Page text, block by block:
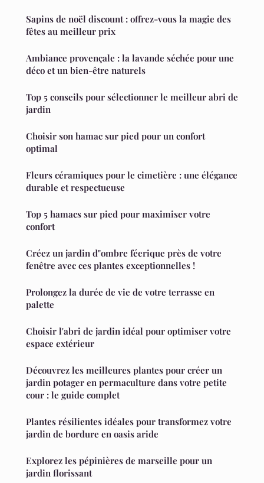
Sapins de noël discount : offrez-vous la magie des
fêtes au meilleur prix
Ambiance provençale : la lavande séchée pour une
déco et un bien-être naturels
Top 5 conseils pour sélectionner le meilleur abri de
jardin
Choisir son hamac sur pied pour un confort
optimal
Fleurs céramiques pour le cimetière : une élégance
durable et respectueuse
Top 5 hamacs sur pied pour maximiser votre
confort
Créez un jardin d"ombre féerique près de votre
fenêtre avec ces plantes exceptionnelles !
Prolongez la durée de vie de votre terrasse en
palette
Choisir l'abri de jardin idéal pour optimiser votre
espace extérieur
Découvrez les meilleures plantes pour créer un
jardin potager en permaculture dans votre petite
cour : le guide complet
Plantes résilientes idéales pour transformez votre
jardin de bordure en oasis aride
Explorez les pépinières de marseille pour un
jardin florissant